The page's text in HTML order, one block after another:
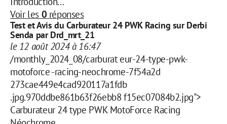
Voir les 0 réponses
Test et Avis du Carburateur 24 PWK Racing sur Derbi
Senda par Drd_mrt_21
le 12 août 2024 à 16:47
/monthly_2024_08/carburat eur-24-type-pwk-
motoforce -racing-neochrome-7f54a2d
273cae449e4cad920117a1fdb
.jpg.970ddbe861b63f26ebb8 f15ec07084b2.jpg">
Carburateur 24 type PWK MotoForce Racing